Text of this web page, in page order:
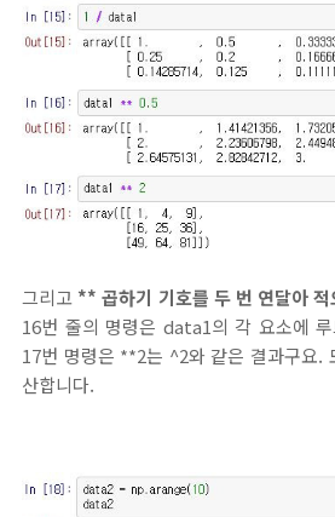
그리고 ** 곱하기 기호를 두 번 연달아 적
16번 줄의 명령은 data1의 각 요소에
17번 명령은 **2는 ^2와 같은 결과구요.
산합니다.